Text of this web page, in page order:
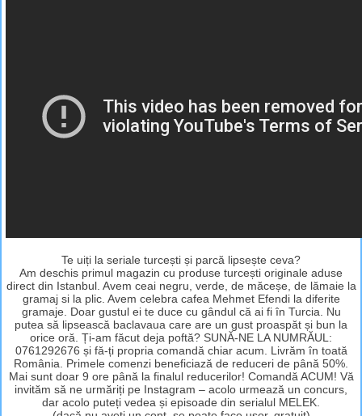
Te uiți la seriale turcești și parcă lipsește ceva?
Am deschis primul magazin cu produse turcești originale aduse
direct din Istanbul. Avem ceai negru, verde, de măceșe, de lămaie la
gramaj si la plic. Avem celebra cafea Mehmet Efendi la diferite
gramaje. Doar gustul ei te duce cu gândul că ai fi în Turcia. Nu
putea să lipsească baclavaua care are un gust proaspăt și bun la
orice oră. Ți-am făcut deja poftă? SUNĂ-NE LA NUMRĂUL:
0761292676 și fă-ți propria comandă chiar acum. Livrăm în toată
România. Primele comenzi beneficiază de reduceri de până 50%.
Mai sunt doar 9 ore până la finalul reducerilor! Comandă ACUM! Vă
invităm să ne urmăriți pe Instagram – acolo urmează un concurs,
dar acolo puteți vedea și episoade din serialul MELEK.